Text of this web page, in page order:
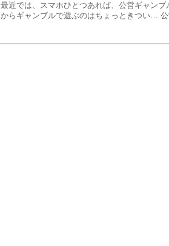
最近では、スマホひとつあれば、公営ギャン
からギャンブルで遊ぶのはちょっときつい…